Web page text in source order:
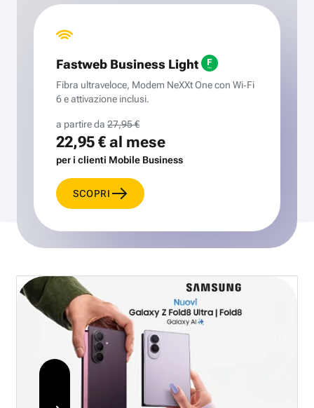
Fastweb Business Light
Fibra ultraveloce, Modem NeXXt One con Wi‑Fi
6 e attivazione inclusi.
a partire da 27,95 €
22,95 €al mese
per i clienti Mobile Business
SCOPRI